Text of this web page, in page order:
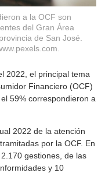
a la OCF son
del Gran Área
de San José.
2022, el principal tema
Financiero (OCF)
59% correspondieron a
2022 de la atención
por la OCF. En
gestiones, de las
y 10